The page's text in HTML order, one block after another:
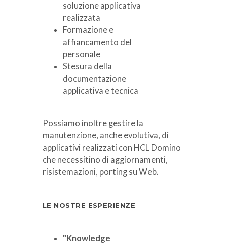
soluzione applicativa
realizzata
Formazione e
affiancamento del
personale
Stesura della
documentazione
applicativa e tecnica
Possiamo inoltre gestire la
manutenzione, anche evolutiva, di
applicativi realizzati con HCL Domino
che necessitino di aggiornamenti,
risistemazioni, porting su Web.
LE NOSTRE ESPERIENZE
"Knowledge